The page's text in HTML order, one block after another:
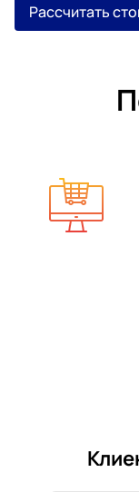
Рассчитать